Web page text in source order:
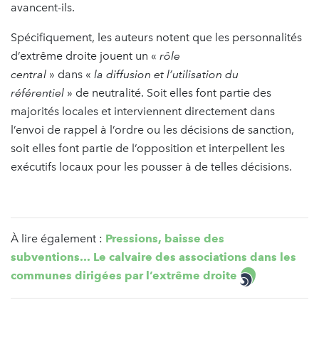
avancent-ils.
Spécifiquement, les auteurs notent que les personnalités
d’extrême droite jouent un « rôle
central » dans « la diffusion et l’utilisation du
référentiel » de neutralité. Soit elles font partie des
majorités locales et interviennent directement dans
l’envoi de rappel à l’ordre ou les décisions de sanction,
soit elles font partie de l’opposition et interpellent les
exécutifs locaux pour les pousser à de telles décisions.
À lire également : Pressions, baisse des
subventions... Le calvaire des associations dans les
communes dirigées par l’extrême droite